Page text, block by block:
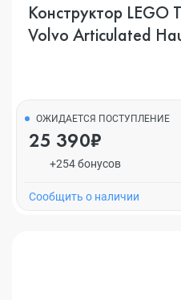
Конструктор LEGO
Volvo Articulated
ОЖИДАЕТСЯ ПОСТУПЛЕНИЕ
25 390₽
+254 бонусов
Cообщить о наличии